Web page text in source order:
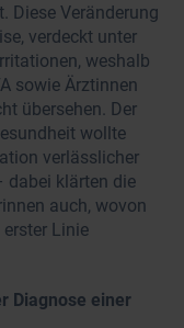
Diese Veränderung
verdeckt unter
weshalb
sowie Ärztinnen
übersehen. Der
wollte
verlässlicher
dabei klärten die
auch, wovon
Linie
Diagnose einer